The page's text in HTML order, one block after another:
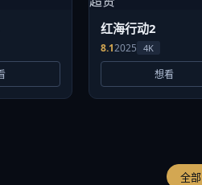
红海行动2
8.12025 4K
想看
全部